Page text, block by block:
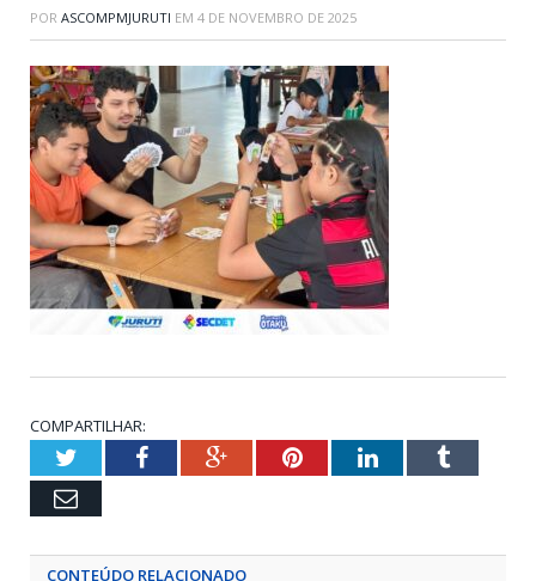
POR ASCOMPMJURUTI EM 4 DE NOVEMBRO DE 2025
COMPARTILHAR:
TwitterFacebookGoogle+PinterestLinkedInTumblr
Email
CONTEÚDO RELACIONADO